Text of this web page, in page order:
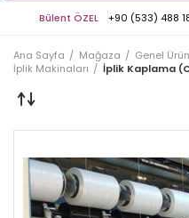
Bülent ÖZEL +90 (533) 488
Ana Sayfa Mağaza Genel
İplik Makinaları
İplik Kaplama